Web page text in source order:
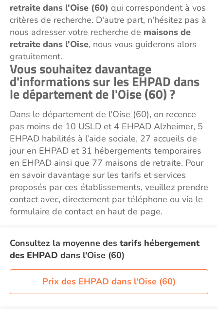
retraite dans l'Oise (60) qui correspondent à vos
critères de recherche. D'autre part, n'hésitez pas à
nous adresser votre recherche de maisons de
retraite dans l'Oise, nous vous guiderons alors
gratuitement.
Vous souhaitez davantage
d'informations sur les EHPAD dans
le département de l'Oise (60) ?
Dans le département de l'Oise (60), on recence
pas moins de 10 USLD et 4 EHPAD Alzheimer, 5
EHPAD habilités à l’aide sociale, 27 accueils de
jour en EHPAD et 31 hébergements temporaires
en EHPAD ainsi que 77 maisons de retraite. Pour
en savoir davantage sur les tarifs et services
proposés par ces établissements, veuillez prendre
contact avec, directement par téléphone ou via le
formulaire de contact en haut de page.
Consultez la moyenne des tarifs hébergement
des EHPAD dans l'Oise (60)
Prix des EHPAD dans l'Oise (60)